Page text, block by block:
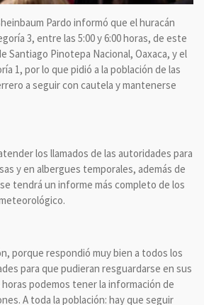
Pardo informó que el huracán
3, entre las 5:00 y 6:00 horas, de este
Santiago Pinotepa Nacional, Oaxaca, y el
1, por lo que pidió a la población de las
a seguir con cautela y mantenerse
los llamados de las autoridades para
y en albergues temporales, además de
tendrá un informe más completo de los
porque respondió muy bien a todos los
para que pudieran resguardarse en sus
podemos tener la información de
A toda la población: hay que seguir